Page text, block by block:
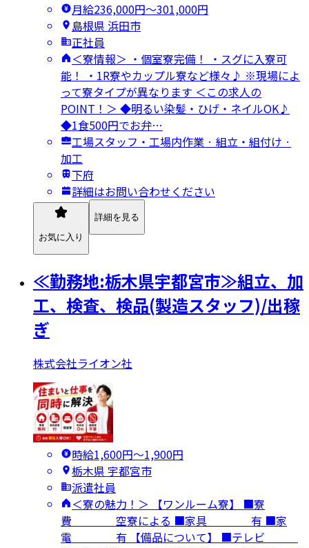
月給236,000円〜301,000円
島根県 浜田市
正社員
＜寮情報＞ ・個室寮完備！ ・スグに入寮可
能！ ・1R寮やカップル寮など様々♪ ※現場によ
って寮タイプが異なります ＜この求人の
POINT！＞ ◆明るい染髪・ひげ・ネイルOK♪
◆1食500円でお弁…
工場スタッフ・工場内作業 · 組立・組付け ·
加工
下府
詳細はお問い合わせください
お気に入り
詳細を見る
≪勤務地:栃木県宇都宮市≫組立、加
工、検査、検品(製造スタッフ)/出稼
ぎ
株式会社ライオン社
時給1,600円〜1,900円
栃木県 宇都宮市
派遣社員
＜寮の魅力！＞ 【ワンルーム寮】 ■寮
費 空寮による ■家具 有 ■家
電 有 【備品について】 ■テレビ